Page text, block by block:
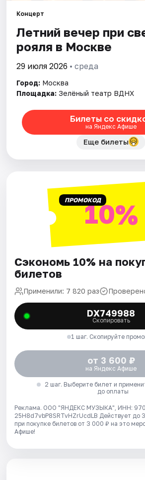
Концерт
Летний вечер при
рояля в Москве
29 июля 2026 • среда
Город: Москва
Площадка: Зелёный театр ВДНХ
Билеты со
на Яндекс Афише
Еще билеты
ПРОМОКОД10%
Сэкономь 10% на
билетов
Применили: 7 820 раз
DX749988
Скопировать
1 шаг. Скопируйте
от 3 600 ₽
на Яндекс Афише
2 шаг. Выберите билет и
до оплаты
Реклама. ООО "ЯНДЕКС МУЗЫКА", ИНН:
25H8d7vbP8SRTvHZrUcdLB Действует до
при покупке билетов от 3 000 ₽ на это
Афише!